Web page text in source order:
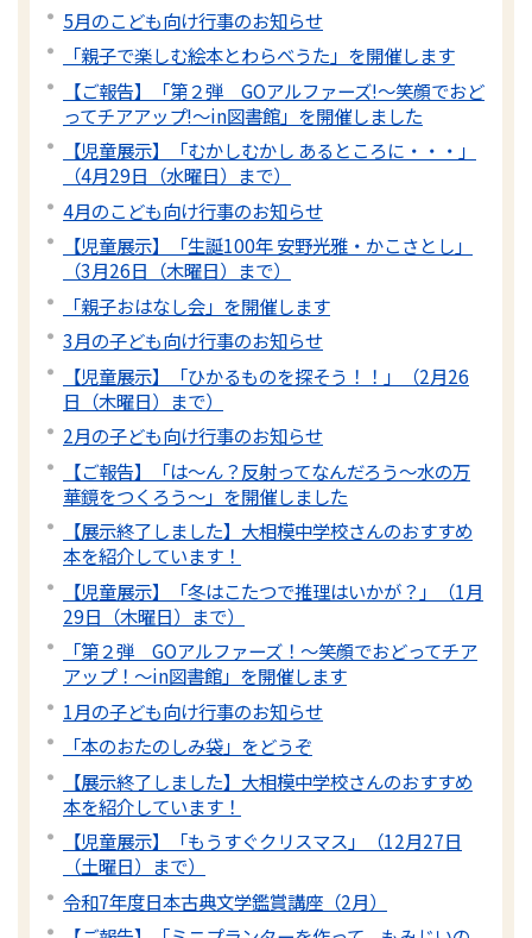
5月のこども向け行事のお知らせ
「親子で楽しむ絵本とわらべうた」を開催します
【ご報告】「第２弾 GOアルファーズ!～笑顔でおど
ってチアアップ!～in図書館」を開催しました
【児童展示】「むかしむかし あるところに・・・」
（4月29日（水曜日）まで）
4月のこども向け行事のお知らせ
【児童展示】「生誕100年 安野光雅・かこさとし」
（3月26日（木曜日）まで）
「親子おはなし会」を開催します
3月の子ども向け行事のお知らせ
【児童展示】「ひかるものを探そう！！」（2月26
日（木曜日）まで）
2月の子ども向け行事のお知らせ
【ご報告】「は～ん？反射ってなんだろう～水の万
華鏡をつくろう～」を開催しました
【展示終了しました】大相模中学校さんのおすすめ
本を紹介しています！
【児童展示】「冬はこたつで推理はいかが？」（1月
29日（木曜日）まで）
「第２弾 GOアルファーズ！～笑顔でおどってチア
アップ！～in図書館」を開催します
1月の子ども向け行事のお知らせ
「本のおたのしみ袋」をどうぞ
【展示終了しました】大相模中学校さんのおすすめ
本を紹介しています！
【児童展示】「もうすぐクリスマス」（12月27日
（土曜日）まで）
令和7年度日本古典文学鑑賞講座（2月）